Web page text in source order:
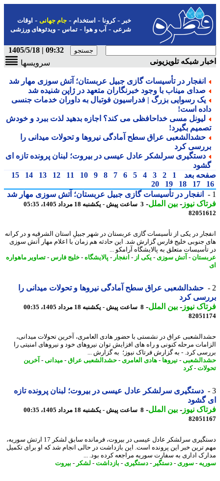
-کرونا-استخدام- جام جهانی-اوقات
شرعی-آب و هوا-تماس-ویدئوهای ورزشی
09:32 | 1405/5/18
شبکه تلویزیونی
سرویسها
انفجار در تأسیسات گازی جبیل عربستان؛ آتش سوزی مهار شد
صدای میناب با وجود خبرنگاران متعهد در ژاپن شنیده شد
یک رسوایی بزرگ | فدراسیون فوتبال به داوران خدمات جنسی
است!
لیونل مسی خداحافظی می کند؟ اجازه بدهید لذت ببرد و خودش
بگیرد!
حشدالشعبی عراق سطح آمادگی نیروها و تحولات میدانی را
کرد
دستگیری سرلشکر عادل عیسی در بیروت؛ لبنان پرونده تازه ای
بعد
1
2
3
4
5
6
7
8
9
10
11
12
13
14
15
17
18
19
20
انفجار در تأسیسات گازی جبیل عربستان؛ آتش سوزی مهار شد
نیوز-بین الملل-3 ساعت پیش - یکشنبه 18 مرداد 1405، 05:35
در یکی از تأسیسات گازی عربستان در شهر جبیلِ استان الشرقیه و در کرانه
جنوبی خلیج فارس گزارش شد. این حادثه هم زمان با اعلام مهار آتش سوزی
متعلق به پالایشگاه آرامکو ...
-آتش سوزی- یکی از-انفجار-پالایشگاه-خلیج فارس-تصاویر ماهواره
حشدالشعبی عراق سطح آمادگی نیروها و تحولات میدانی را
کرد
نیوز-بین الملل-8 ساعت پیش - یکشنبه 18 مرداد 1405، 00:35
عراق در نشستی با حضور هادی العامری، آخرین تحولات میدانی،
مرحله کنونی و راه های افزایش توان نیروهای خود و نیروهای امنیتی را
کرد. - به گزارش فرتاک نیوز؛ به گزارش ...
-نیروها-هادی العامری- حشدالشعبی عراق- میدانی- آخرین
-کرد
دستگیری سرلشکر عادل عیسی در بیروت؛ لبنان پرونده تازه
گشود
نیوز-بین الملل-8 ساعت پیش - یکشنبه 18 مرداد 1405، 00:35
دستگیری سرلشکر عادل عیسی در بیروت، فرمانده سابق لشکر 17 ارتش سوریه،
ترین خبر این پرونده است. این بازداشت در حالی انجام شد که او برای تکمیل
اداری به سفارت سوریه مراجعه کرده بود. ...
- سوری- دستگیر-دستگیری- بازداشت -لشکر-بیروت